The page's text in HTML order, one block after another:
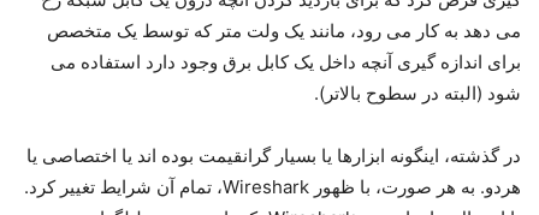
می دهد به کار می رود، مانند یک ولت متر که توسط یک متخصص
برای اندازه گیری آنچه داخل یک کابل برق وجود دارد استفاده می
شود (البته در سطوح بالاتر).
در گذشته، اینگونه ابزارها یا بسیار گرانقیمت بوده اند یا اختصاصی یا
هردو. به هر صورت، با ظهور Wireshark، تمام آن شرایط تغییر کرد.